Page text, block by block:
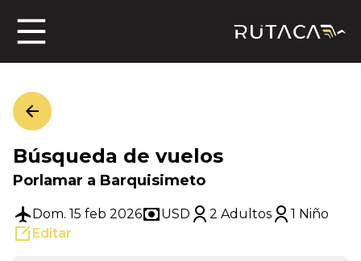
Búsqueda de vuelos
Porlamar a Barquisimeto
Dom. 15 feb 2026 USD 2 Adultos
1 Niño
Editar